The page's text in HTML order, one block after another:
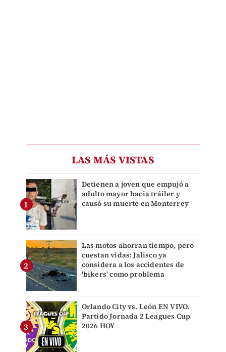
LAS MÁS VISTAS
Detienen a joven que empujó a
adulto mayor hacia tráiler y
causó su muerte en Monterrey
Las motos ahorran tiempo, pero
cuestan vidas: Jalisco ya
considera a los accidentes de
'bikers' como problema
Orlando City vs. León EN VIVO.
Partido Jornada 2 Leagues Cup
2026 HOY